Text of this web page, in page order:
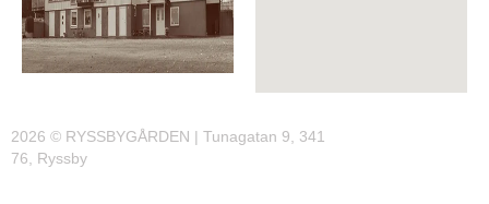
2026 © RYSSBYGÅRDEN | Tunagatan 9, 341
76, Ryssby